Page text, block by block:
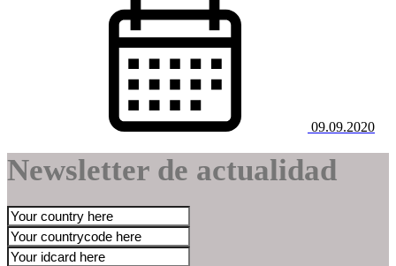
09.09.2020
Newsletter de actualidad